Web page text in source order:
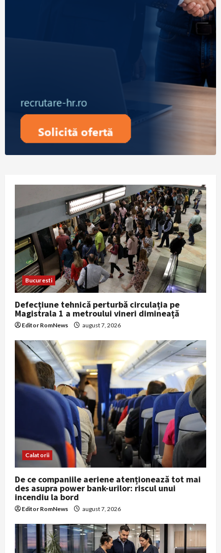
Bucuresti
Defecțiune tehnică perturbă circulația pe
Magistrala 1 a metroului vineri dimineață
Editor RomNews august 7, 2026
Calatorii
De ce companiile aeriene atenționează tot mai
des asupra power bank-urilor: riscul unui
incendiu la bord
Editor RomNews august 7, 2026